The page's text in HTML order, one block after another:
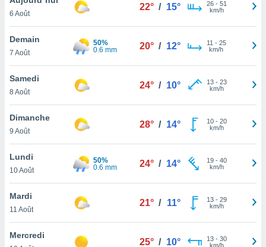
et
»,
au
vous
qu'ils
ou
le
ainsi
un
la
6 Août
22° / 15° 26- 51
km/h
Demain
7 Août
50%
0.6 mm
20° / 12° 11 - 25
km/h
Samedi
8 Août
24° / 10° 13- 23
km/h
Dimanche
9 Août
28° / 14° 10- 20
km/h
Lundi
10 Août
50%
0.6 mm
24° / 14° 19- 40
km/h
Mardi
11 Août
21° / 11° 13- 29
km/h
Mercredi
25° / 10° 13- 30
km/h